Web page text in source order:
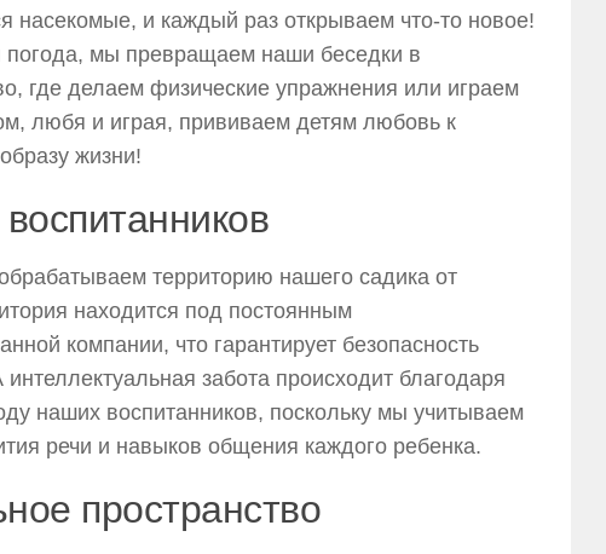
насекомые, и каждый раз открываем что-то новое!
погода, мы превращаем наши беседки в
где делаем физические упражнения или играем
любя и играя, прививаем детям любовь к
жизни!
территорию нашего садика от
находится под постоянным
компании, что гарантирует безопасность
забота происходит благодаря
наших воспитанников, поскольку мы учитываем
речи и навыков общения каждого ребенка.
пространство